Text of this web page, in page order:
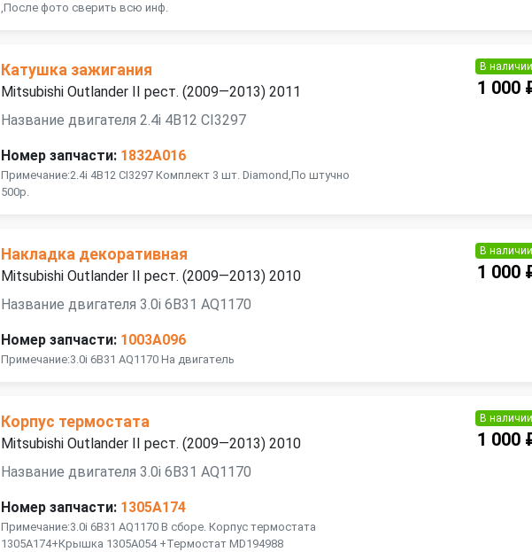
,После фото сверить всю инф.
Катушка зажигания
Mitsubishi Outlander II рест. (2009—2013) 2011
Название двигателя 2.4i 4B12 CI3297
Номер запчасти: 1832A016
Примечание:2.4i 4B12 CI3297 Комплект 3 шт. Diamond,По штучно
500р.
В наличии
1 000
Накладка декоративная
Mitsubishi Outlander II рест. (2009—2013) 2010
Название двигателя 3.0i 6B31 AQ1170
Номер запчасти: 1003A096
Примечание:3.0i 6B31 AQ1170 На двигатель
В наличии
1 000
Корпус термостата
Mitsubishi Outlander II рест. (2009—2013) 2010
Название двигателя 3.0i 6B31 AQ1170
Номер запчасти: 1305A174
Примечание:3.0i 6B31 AQ1170 В сборе. Корпус термостата
1305A174+Крышка 1305A054 +Термостат MD194988
В наличии
1 000